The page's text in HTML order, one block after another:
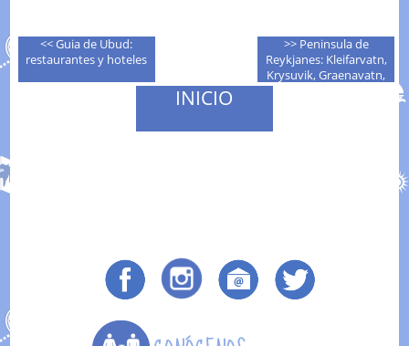
<< Guia de Ubud:
restaurantes y hoteles
>> Peninsula de
Reykjanes: Kleifarvatn,
Krysuvik, Graenavatn,
INICIO